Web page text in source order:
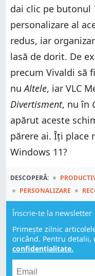
dai clic pe butonul
personalizare al
redus, iar
lasă de dorit. De
precum Vivaldi să
nuAltele, iar VLC
Divertisment, nu în
apărut aceste
părere ai. Îți place
Windows 11?
DESCOPERĂ:
PERSONALIZARE
Înscrie-te la newsletter
Primește zilnic
oricând. Pentru detalii,
confidențialitate.